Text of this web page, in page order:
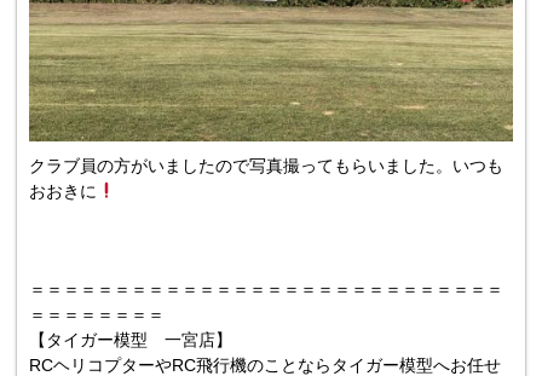
クラブ員の方がいましたので写真撮ってもらいました。いつも
おおきに
＝＝＝＝＝＝＝＝＝＝＝＝＝＝＝＝＝＝＝＝＝＝＝＝＝＝＝＝
＝＝＝＝＝＝＝＝
【タイガー模型 一宮店】
RCヘリコプターやRC飛行機のことならタイガー模型へお任せ